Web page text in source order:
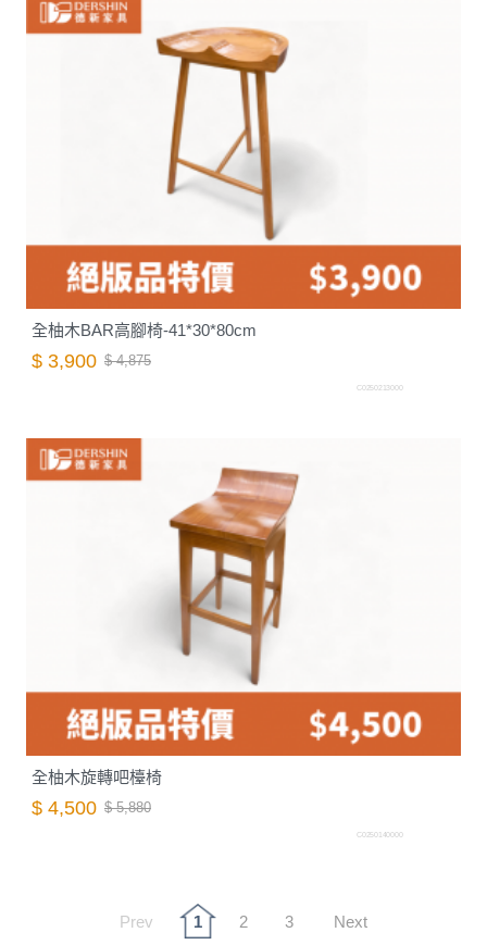
全柚木BAR高腳椅-41*30*80cm
$ 3,900 $ 4,875
C0250213000
全柚木旋轉吧檯椅
$ 4,500 $ 5,880
C0250140000
Prev 1 2 3 Next